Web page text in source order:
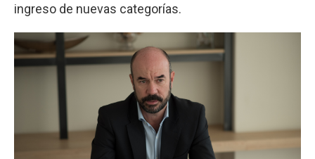
ingreso de nuevas categorías.